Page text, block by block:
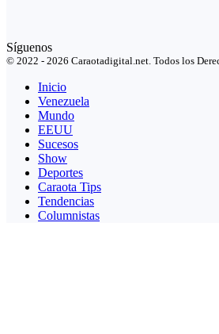
Síguenos
© 2022 - 2026 Caraotadigital.net. Todos los
Inicio
Venezuela
Mundo
EEUU
Sucesos
Show
Deportes
Caraota Tips
Tendencias
Columnistas